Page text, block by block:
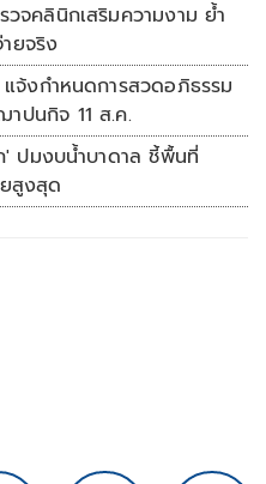
วจคลินิกเสริมความงาม ย้ำ
ยจริง
จ้งกำหนดการสวดอภิธรรม
ปนกิจ 11 ส.ค.
ปมงบน้ำบาดาล ชี้พื้นที่
สูงสุด